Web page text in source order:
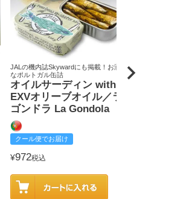
JALの機内誌Skywardにも掲載！お洒落
なポルトガル缶詰
オイルサーディン with
EXVオリーブオイル／ラ
ゴンドラ La Gondola
クール便でお届け
¥972税込